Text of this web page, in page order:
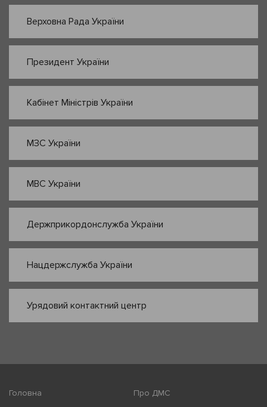
Верховна Рада України
Президент України
Кабінет Міністрів України
МЗС України
МВС України
Держприкордонслужба України
Нацдержслужба України
Урядовий контактний центр
Головна
Про ДМС